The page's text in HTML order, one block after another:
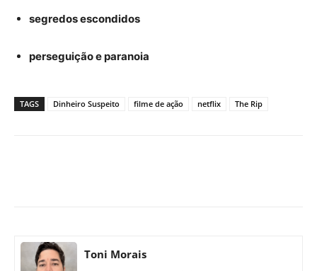
segredos escondidos
perseguição e paranoia
TAGS Dinheiro Suspeito filme de ação netflix The Rip
Toni Morais